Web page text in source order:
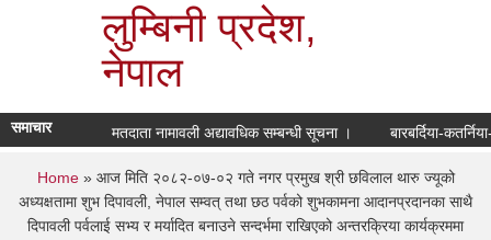
लुम्बिनी प्रदेश,
नेपाल
समाचार मतदाता नामावली अद्यावधिक सम्बन्धी सूचना । बारबर्दिया-
You are here
Home» आज मिति २०८२-०७-०२ गते नगर प्रमुख श्री छविलाल थारु ज्यूको
अध्यक्षतामा शुभ दिपावली, नेपाल सम्वत् तथा छठ पर्वको शुभकामना आदानप्रदानका साथै
दिपावली पर्वलाई सभ्य र मर्यादित बनाउने सन्दर्भमा राखिएको अन्तरक्रिया कार्यक्रममा